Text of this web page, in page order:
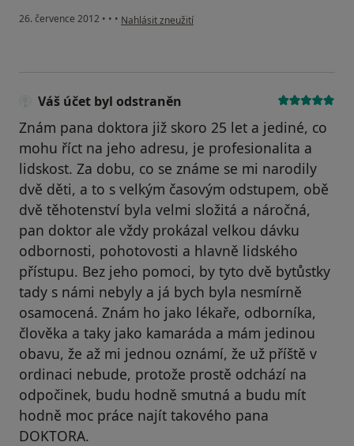
26. července 2012 • • • podle názoru uživatele Váš účet byl odstraněn
Nahlásit zneužití
Váš účet byl odstraněn
Znám pana doktora již skoro 25 let a jediné, co
mohu říct na jeho adresu, je profesionalita a
lidskost. Za dobu, co se známe se mi narodily
dvě děti, a to s velkým časovým odstupem, obě
dvě těhotenství byla velmi složitá a náročná,
pan doktor ale vždy prokázal velkou dávku
odbornosti, pohotovosti a hlavně lidského
přístupu. Bez jeho pomoci, by tyto dvě bytůstky
tady s námi nebyly a já bych byla nesmírně
osamocená. Znám ho jako lékaře, odborníka,
člověka a taky jako kamaráda a mám jedinou
obavu, že až mi jednou oznámí, že už příště v
ordinaci nebude, protože prostě odchází na
odpočinek, budu hodně smutná a budu mít
hodně moc práce najít takového pana
DOKTORA.